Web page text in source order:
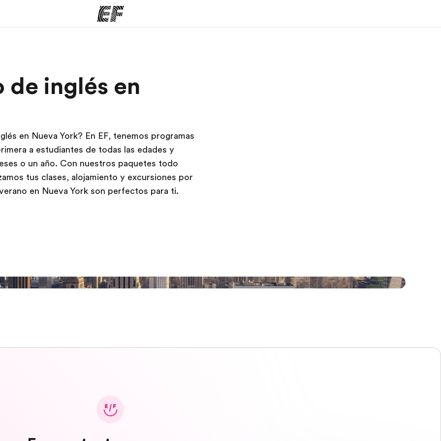
hacemos Encuentra una oficina
de inglés en
en Nueva York? En EF, tenemos programas
a estudiantes de todas las edades y
o un año. Con nuestros paquetes todo
tus clases, alojamiento y excursiones por
en Nueva York son perfectos para ti.